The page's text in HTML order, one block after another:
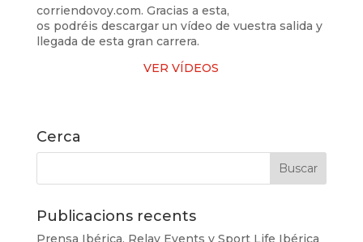
corriendovoy.com. Gracias a esta,
os podréis descargar un vídeo de vuestra salida y
llegada de esta gran carrera.
VER VÍDEOS
Cerca
Publicacions recents
Prensa Ibérica, Relay Events y Sport Life Ibérica